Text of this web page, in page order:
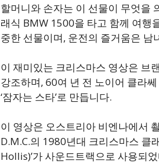
할머니와 손자는 이 선물이 무엇을
래식 BMW 1500을 타고 함께 여행
중한 선물이며, 운전의 즐거움은 남
이 재미있는 크리스마스 영상은 브
강조하며, 60여 년 전 노이어 클라
‘잠자는 스타’로 만듭니다.
이 영상은 오스트리아 비엔나에서
D.M.C.의 1980년대 크리스마스 클
Hollis)’가 사운드트랙으로 사용되